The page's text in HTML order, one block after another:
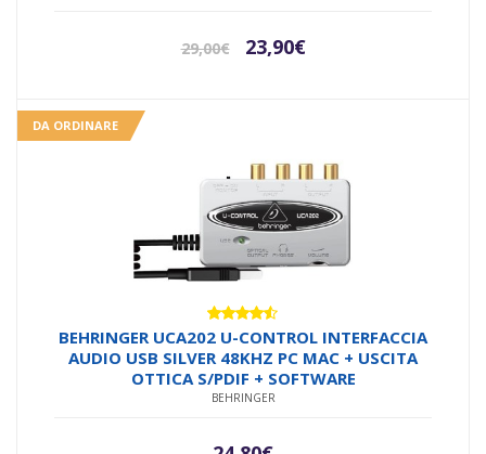
29,00€
Il
23,90€Il
DA ORDINARE
Valutato
4.40su 5
BEHRINGER UCA202 U-CONTROL INTERFACCIA
AUDIO USB SILVER 48KHZ PC MAC + USCITA
OTTICA S/PDIF + SOFTWARE
BEHRINGER